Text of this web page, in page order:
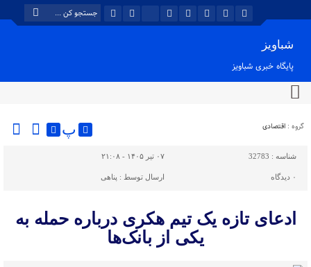
شباویز
پایگاه خبری شباویز
گروه : اقتصادی پ
شناسه : 32783 ۰۷ تیر ۱۴۰۵ - ۲۱:۰۸
۰ دیدگاه ارسال توسط : پناهی
ادعای تازه یک تیم هکری درباره حمله به
یکی از بانک‌ها